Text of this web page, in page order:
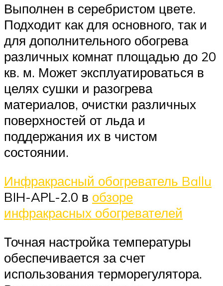
Выполнен в серебристом цвете.
Подходит как для основного, так и
для дополнительного обогрева
различных комнат площадью до 20
кв. м. Может эксплуатироваться в
целях сушки и разогрева
материалов, очистки различных
поверхностей от льда и
поддержания их в чистом
состоянии.
Инфракрасный обогреватель Ballu
BIH-APL-2.0 в обзоре
инфракрасных обогревателей
Точная настройка температуры
обеспечивается за счет
использования терморегулятора.